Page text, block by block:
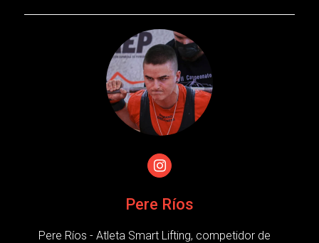
Pere Ríos
Pere Ríos - Atleta Smart Lifting, competidor de